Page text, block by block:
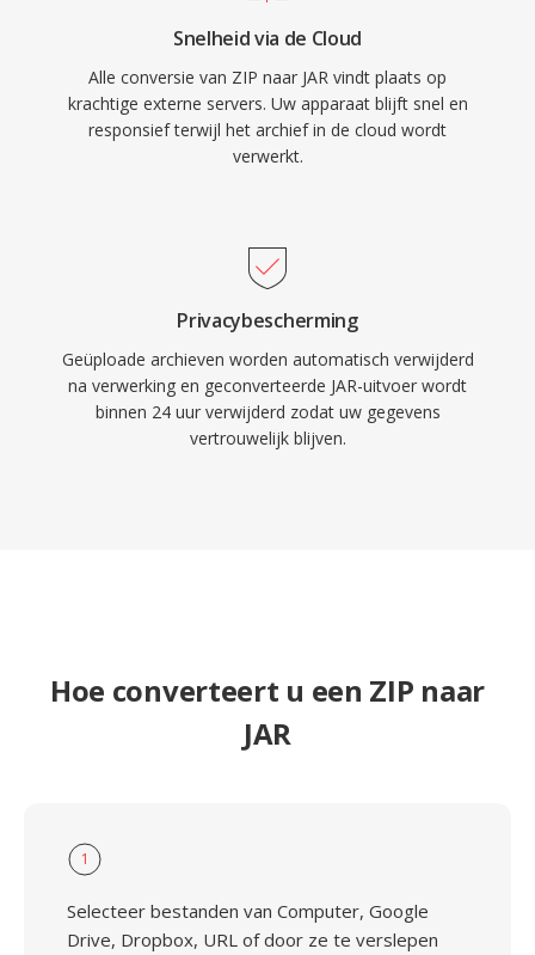
Snelheid via de Cloud
Alle conversie van ZIP naar JAR vindt plaats op
krachtige externe servers. Uw apparaat blijft snel en
responsief terwijl het archief in de cloud wordt
verwerkt.
Privacybescherming
Geüploade archieven worden automatisch verwijderd
na verwerking en geconverteerde JAR-uitvoer wordt
binnen 24 uur verwijderd zodat uw gegevens
vertrouwelijk blijven.
Hoe converteert u een ZIP naar
JAR
1
Selecteer bestanden van Computer, Google
Drive, Dropbox, URL of door ze te verslepen